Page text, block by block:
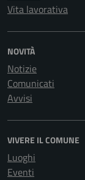
Vita lavorativa
NOVITÀ
Notizie
Comunicati
Avvisi
VIVERE IL COMUNE
Luoghi
Eventi